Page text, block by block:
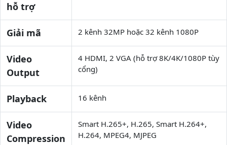
hỗ trợ
Giải mã 2 kênh 32MP hoặc 32 kênh 1080P
Video
Output
4 HDMI, 2 VGA (hỗ trợ 8K/4K/1080P tùy
cổng)
Playback 16 kênh
Video
Compression
Smart H.265+, H.265, Smart H.264+,
H.264, MPEG4, MJPEG